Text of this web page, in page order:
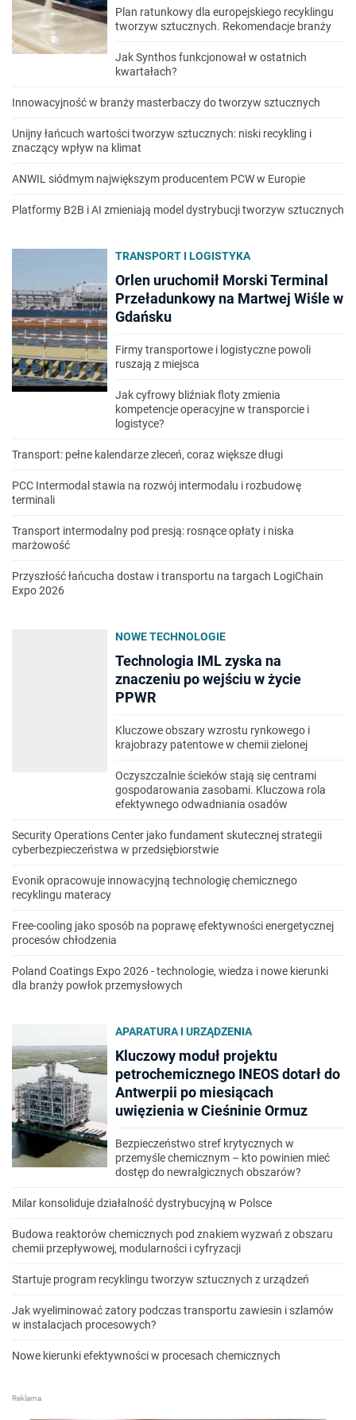
Plan ratunkowy dla europejskiego recyklingu
tworzyw sztucznych. Rekomendacje branży
Jak Synthos funkcjonował w ostatnich
kwartałach?
Innowacyjność w branży masterbaczy do tworzyw sztucznych
Unijny łańcuch wartości tworzyw sztucznych: niski recykling i
znaczący wpływ na klimat
ANWIL siódmym największym producentem PCW w Europie
Platformy B2B i AI zmieniają model dystrybucji tworzyw sztucznych
TRANSPORT I LOGISTYKA
Orlen uruchomił Morski Terminal
Przeładunkowy na Martwej Wiśle w
Gdańsku
Firmy transportowe i logistyczne powoli
ruszają z miejsca
Jak cyfrowy bliźniak floty zmienia
kompetencje operacyjne w transporcie i
logistyce?
Transport: pełne kalendarze zleceń, coraz większe długi
PCC Intermodal stawia na rozwój intermodalu i rozbudowę
terminali
Transport intermodalny pod presją: rosnące opłaty i niska
marżowość
Przyszłość łańcucha dostaw i transportu na targach LogiChain
Expo 2026
NOWE TECHNOLOGIE
Technologia IML zyska na
znaczeniu po wejściu w życie
PPWR
Kluczowe obszary wzrostu rynkowego i
krajobrazy patentowe w chemii zielonej
Oczyszczalnie ścieków stają się centrami
gospodarowania zasobami. Kluczowa rola
efektywnego odwadniania osadów
Security Operations Center jako fundament skutecznej strategii
cyberbezpieczeństwa w przedsiębiorstwie
Evonik opracowuje innowacyjną technologię chemicznego
recyklingu materacy
Free-cooling jako sposób na poprawę efektywności energetycznej
procesów chłodzenia
Poland Coatings Expo 2026 - technologie, wiedza i nowe kierunki
dla branży powłok przemysłowych
APARATURA I URZĄDZENIA
Kluczowy moduł projektu
petrochemicznego INEOS dotarł do
Antwerpii po miesiącach
uwięzienia w Cieśninie Ormuz
Bezpieczeństwo stref krytycznych w
przemyśle chemicznym – kto powinien mieć
dostęp do newralgicznych obszarów?
Milar konsoliduje działalność dystrybucyjną w Polsce
Budowa reaktorów chemicznych pod znakiem wyzwań z obszaru
chemii przepływowej, modularności i cyfryzacji
Startuje program recyklingu tworzyw sztucznych z urządzeń
Jak wyeliminować zatory podczas transportu zawiesin i szlamów
w instalacjach procesowych?
Nowe kierunki efektywności w procesach chemicznych